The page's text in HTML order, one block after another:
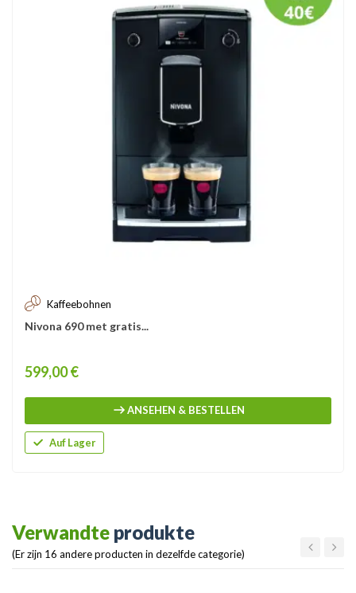
Kaffeebohnen
Nivona 690 met gratis...
Price
599,00 €
ANSEHEN & BESTELLEN
Auf Lager
Verwandte produkte
(Er zijn 16 andere producten in dezelfde categorie)